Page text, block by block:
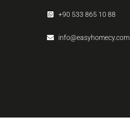
+90 533 865 10 88
info@easyhomecy.com